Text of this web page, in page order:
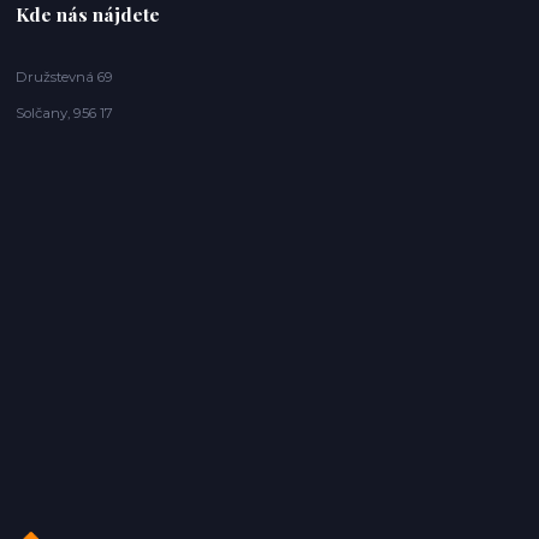
Kde nás nájdete
Družstevná 69
Solčany, 956 17